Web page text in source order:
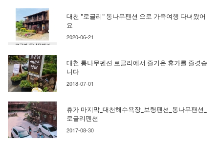
대천 "로글리" 통나무펜션 으로 가족여행 다녀왔어
요
2020-06-21
대천 통나무펜션 로글리에서 즐거운 휴가를 즐겻습
니다
2018-07-01
휴가 마지막_대천해수욕장_보령펜션_통나무팬션_
로글리펜션
2017-08-30